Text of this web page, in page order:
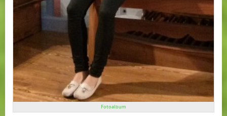
Fotoalbum